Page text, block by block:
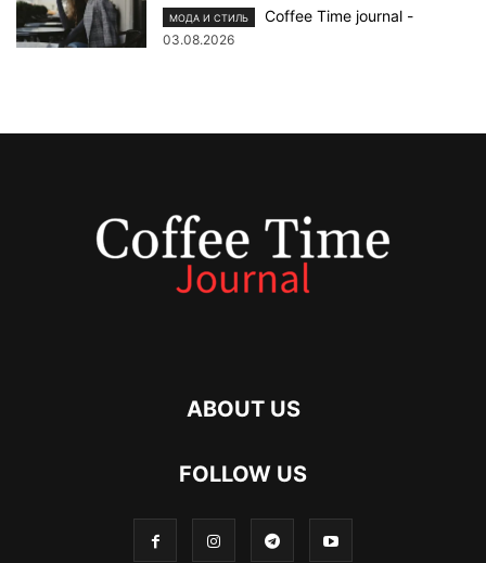
МОДА И СТИЛЬ Coffee Time journal -
03.08.2026
ABOUT US
FOLLOW US